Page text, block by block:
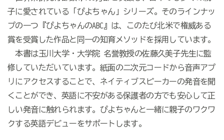
子に愛されている「ぴよちゃん」シリーズ。そのラインナッ
プの一つ『ぴよちゃんのABC』は、このたび北米で権威ある
賞を受賞した作品と同一の知育メソッドを採用しています。
本書は玉川大学・大学院 名誉教授の佐藤久美子先生に監
修していただいています。紙面の二次元コードから音声アプ
リにアクセスすることで、ネイティブスピーカーの発音を聞
くことができ、英語に不安がある保護者の方でも安心して正
しい発音に触れられます。ぴよちゃんと一緒に親子のワクワ
クする英語デビューをサポートします。